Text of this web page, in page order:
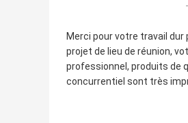
Merci pour votre travail dur
projet de lieu de réunion,
professionnel, produits de
concurrentiel sont très